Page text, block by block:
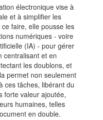
électronique vise à
et à simplifier les
faire, elle pousse les
numériques - voire
(IA) - pour gérer
centralisant et en
les doublons, et
permet non seulement
ces tâches, libérant du
forte valeur ajoutée,
humaines, telles
en double.